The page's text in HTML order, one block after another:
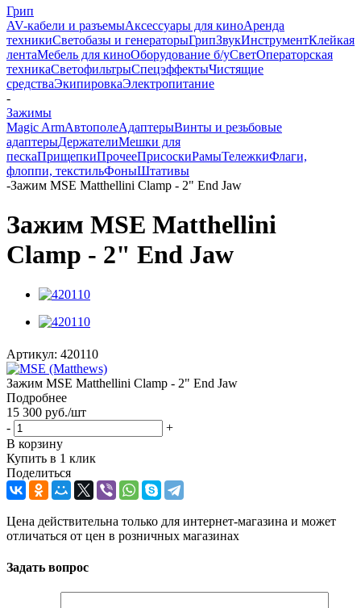
Грип
AV-кабели и разъемыАксессуары для киноАренда
техникиСветобазы и генераторыГрипЗвукИнструментКлейкая
лентаМебель для киноОборудование б/уСветОператорская
техникаСветофильтрыСпецэффектыЧистящие
средстваЭкипировкаЭлектропитание
-
Зажимы
Magic ArmАвтополеАдаптерыВинты и резьбовые
адаптерыДержателиМешки для
пескаПрищепкиПрочееПрисоскиРамыТележкиФлаги,
флоппи, текстильФоныШтативы
-Зажим MSE Matthellini Clamp - 2" End Jaw
Зажим MSE Matthellini
Clamp - 2" End Jaw
Артикул: 420110
Зажим MSE Matthellini Clamp - 2" End Jaw
Подробнее
15 300 руб./шт
-
+
В корзину
Купить в 1 клик
Поделиться
Цена действительна только для интернет-магазина и может
отличаться от цен в розничных магазинах
Задать вопрос